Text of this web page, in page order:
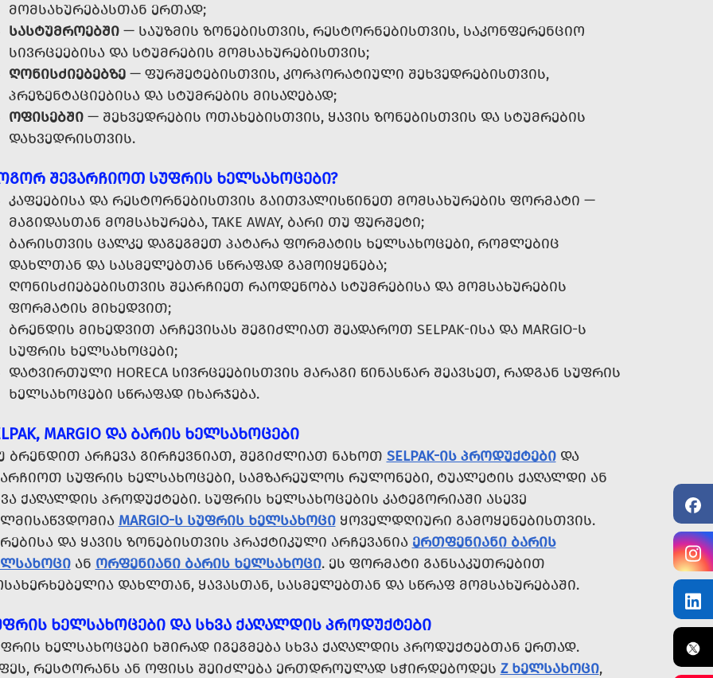
ᲛᲝᲛᲡᲐᲮᲣᲠᲔᲑᲐᲡᲗᲐᲜ ᲔᲠᲗᲐᲓ;
ᲡᲐᲡᲢᲣᲛᲠᲝᲔᲑᲨᲘ— ᲡᲐᲣᲖᲛᲘᲡ ᲖᲝᲜᲔᲑᲘᲡᲗᲕᲘᲡ, ᲠᲔᲡᲢᲝᲠᲜᲔᲑᲘᲡᲗᲕᲘᲡ, ᲡᲐᲙᲝᲜᲤᲔᲠᲔᲜᲪᲘᲝ
ᲡᲘᲕᲠᲪᲔᲔᲑᲘᲡᲐ ᲓᲐ ᲡᲢᲣᲛᲠᲔᲑᲘᲡ ᲛᲝᲛᲡᲐᲮᲣᲠᲔᲑᲘᲡᲗᲕᲘᲡ;
ᲦᲝᲜᲘᲡᲫᲘᲔᲑᲔᲑᲖᲔ— ᲤᲣᲠᲨᲔᲢᲔᲑᲘᲡᲗᲕᲘᲡ, ᲙᲝᲠᲞᲝᲠᲐᲢᲘᲣᲚᲘ ᲨᲔᲮᲕᲔᲓᲠᲔᲑᲘᲡᲗᲕᲘᲡ,
ᲞᲠᲔᲖᲔᲜᲢᲐᲪᲘᲔᲑᲘᲡᲐ ᲓᲐ ᲡᲢᲣᲛᲠᲔᲑᲘᲡ ᲛᲘᲡᲐᲦᲔᲑᲐᲓ;
ᲝᲤᲘᲡᲔᲑᲨᲘ— ᲨᲔᲮᲕᲔᲓᲠᲔᲑᲘᲡ ᲝᲗᲐᲮᲔᲑᲘᲡᲗᲕᲘᲡ, ᲧᲐᲕᲘᲡ ᲖᲝᲜᲔᲑᲘᲡᲗᲕᲘᲡ ᲓᲐ ᲡᲢᲣᲛᲠᲔᲑᲘᲡ
ᲓᲐᲮᲕᲔᲓᲠᲘᲡᲗᲕᲘᲡ.
ᲨᲔᲕᲐᲠᲩᲘᲝᲗ ᲡᲣᲤᲠᲘᲡ ᲮᲔᲚᲡᲐᲮᲝᲪᲔᲑᲘ?
ᲙᲐᲤᲔᲔᲑᲘᲡᲐ ᲓᲐ ᲠᲔᲡᲢᲝᲠᲜᲔᲑᲘᲡᲗᲕᲘᲡ ᲒᲐᲘᲗᲕᲐᲚᲘᲡᲬᲘᲜᲔᲗ ᲛᲝᲛᲡᲐᲮᲣᲠᲔᲑᲘᲡ ᲤᲝᲠᲛᲐᲢᲘ —
ᲛᲐᲒᲘᲓᲐᲡᲗᲐᲜ ᲛᲝᲛᲡᲐᲮᲣᲠᲔᲑᲐ, TAKE AWAY, ᲑᲐᲠᲘ ᲗᲣ ᲤᲣᲠᲨᲔᲢᲘ;
ᲑᲐᲠᲘᲡᲗᲕᲘᲡ ᲪᲐᲚᲙᲔ ᲓᲐᲒᲔᲒᲛᲔᲗ ᲞᲐᲢᲐᲠᲐ ᲤᲝᲠᲛᲐᲢᲘᲡ ᲮᲔᲚᲡᲐᲮᲝᲪᲔᲑᲘ, ᲠᲝᲛᲚᲔᲑᲘᲪ
ᲓᲐᲮᲚᲗᲐᲜ ᲓᲐ ᲡᲐᲡᲛᲔᲚᲔᲑᲗᲐᲜ ᲡᲬᲠᲐᲤᲐᲓ ᲒᲐᲛᲝᲘᲧᲔᲜᲔᲑᲐ;
ᲦᲝᲜᲘᲡᲫᲘᲔᲑᲔᲑᲘᲡᲗᲕᲘᲡ ᲨᲔᲐᲠᲩᲘᲔᲗ ᲠᲐᲝᲓᲔᲜᲝᲑᲐ ᲡᲢᲣᲛᲠᲔᲑᲘᲡᲐ ᲓᲐ ᲛᲝᲛᲡᲐᲮᲣᲠᲔᲑᲘᲡ
ᲤᲝᲠᲛᲐᲢᲘᲡ ᲛᲘᲮᲔᲓᲕᲘᲗ;
ᲑᲠᲔᲜᲓᲘᲡ ᲛᲘᲮᲔᲓᲕᲘᲗ ᲐᲠᲩᲔᲕᲘᲡᲐᲡ ᲨᲔᲒᲘᲫᲚᲘᲐᲗ ᲨᲔᲐᲓᲐᲠᲝᲗ SELPAK-ᲘᲡᲐ ᲓᲐ MARGIO-Ს
ᲡᲣᲤᲠᲘᲡ ᲮᲔᲚᲡᲐᲮᲝᲪᲔᲑᲘ;
ᲓᲐᲢᲕᲘᲠᲗᲣᲚᲘ HORECA ᲡᲘᲕᲠᲪᲔᲔᲑᲘᲡᲗᲕᲘᲡ ᲛᲐᲠᲐᲒᲘ ᲬᲘᲜᲐᲡᲬᲐᲠ ᲨᲔᲐᲕᲡᲔᲗ, ᲠᲐᲓᲒᲐᲜ ᲡᲣᲤᲠᲘᲡ
ᲮᲔᲚᲡᲐᲮᲝᲪᲔᲑᲘ ᲡᲬᲠᲐᲤᲐᲓ ᲘᲮᲐᲠᲯᲔᲑᲐ.
MARGIO ᲓᲐ ᲑᲐᲠᲘᲡ ᲮᲔᲚᲡᲐᲮᲝᲪᲔᲑᲘ
ᲑᲠᲔᲜᲓᲘᲗ ᲐᲠᲩᲔᲕᲐ ᲒᲘᲠᲩᲔᲕᲜᲘᲐᲗ, ᲨᲔᲒᲘᲫᲚᲘᲐᲗ ᲜᲐᲮᲝᲗ SELPAK-ᲘᲡ ᲞᲠᲝᲓᲣᲥᲢᲔᲑᲘᲓᲐ
ᲡᲣᲤᲠᲘᲡ ᲮᲔᲚᲡᲐᲮᲝᲪᲔᲑᲘ, ᲡᲐᲛᲖᲐᲠᲔᲣᲚᲝᲡ ᲠᲣᲚᲝᲜᲔᲑᲘ, ᲢᲣᲐᲚᲔᲢᲘᲡ ᲥᲐᲦᲐᲚᲓᲘ ᲐᲜ
ᲥᲐᲦᲐᲚᲓᲘᲡ ᲞᲠᲝᲓᲣᲥᲢᲔᲑᲘ. ᲡᲣᲤᲠᲘᲡ ᲮᲔᲚᲡᲐᲮᲝᲪᲔᲑᲘᲡ ᲙᲐᲢᲔᲒᲝᲠᲘᲐᲨᲘ ᲐᲡᲔᲕᲔ
MARGIO-Ს ᲡᲣᲤᲠᲘᲡ ᲮᲔᲚᲡᲐᲮᲝᲪᲘᲧᲝᲕᲔᲚᲓᲦᲘᲣᲠᲘ ᲒᲐᲛᲝᲧᲔᲜᲔᲑᲘᲡᲗᲕᲘᲡ.
ᲓᲐ ᲧᲐᲕᲘᲡ ᲖᲝᲜᲔᲑᲘᲡᲗᲕᲘᲡ ᲞᲠᲐᲥᲢᲘᲙᲣᲚᲘ ᲐᲠᲩᲔᲕᲐᲜᲘᲐ ᲔᲠᲗᲤᲔᲜᲘᲐᲜᲘ ᲑᲐᲠᲘᲡ
ᲐᲜ ᲝᲠᲤᲔᲜᲘᲐᲜᲘ ᲑᲐᲠᲘᲡ ᲮᲔᲚᲡᲐᲮᲝᲪᲘ. ᲔᲡ ᲤᲝᲠᲛᲐᲢᲘ ᲒᲐᲜᲡᲐᲙᲣᲗᲠᲔᲑᲘᲗ
ᲓᲐᲮᲚᲗᲐᲜ, ᲧᲐᲕᲐᲡᲗᲐᲜ, ᲡᲐᲡᲛᲔᲚᲔᲑᲗᲐᲜ ᲓᲐ ᲡᲬᲠᲐᲤ ᲛᲝᲛᲡᲐᲮᲣᲠᲔᲑᲐᲨᲘ.
ᲮᲔᲚᲡᲐᲮᲝᲪᲔᲑᲘ ᲓᲐ ᲡᲮᲕᲐ ᲥᲐᲦᲐᲚᲓᲘᲡ ᲞᲠᲝᲓᲣᲥᲢᲔᲑᲘ
ᲮᲔᲚᲡᲐᲮᲝᲪᲔᲑᲘ ᲮᲨᲘᲠᲐᲓ ᲘᲒᲔᲒᲛᲔᲑᲐ ᲡᲮᲕᲐ ᲥᲐᲦᲐᲚᲓᲘᲡ ᲞᲠᲝᲓᲣᲥᲢᲔᲑᲗᲐᲜ ᲔᲠᲗᲐᲓ.
ᲠᲔᲡᲢᲝᲠᲐᲜᲡ ᲐᲜ ᲝᲤᲘᲡᲡ ᲨᲔᲘᲫᲚᲔᲑᲐ ᲔᲠᲗᲓᲠᲝᲣᲚᲐᲓ ᲡᲭᲘᲠᲓᲔᲑᲝᲓᲔᲡ Z ᲮᲔᲚᲡᲐᲮᲝᲪᲘ,